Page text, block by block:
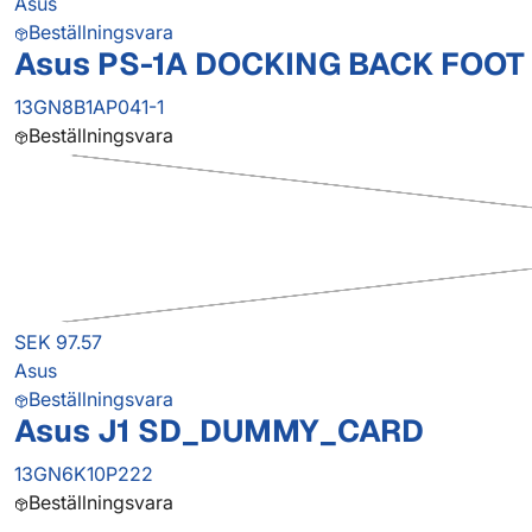
Beställningsvara
Asus PS-1A DOCKING BACK
13GN8B1AP041-1
Beställningsvara
SEK 97.57
Asus
Beställningsvara
Asus J1 SD_DUMMY_CARD
13GN6K10P222
Beställningsvara